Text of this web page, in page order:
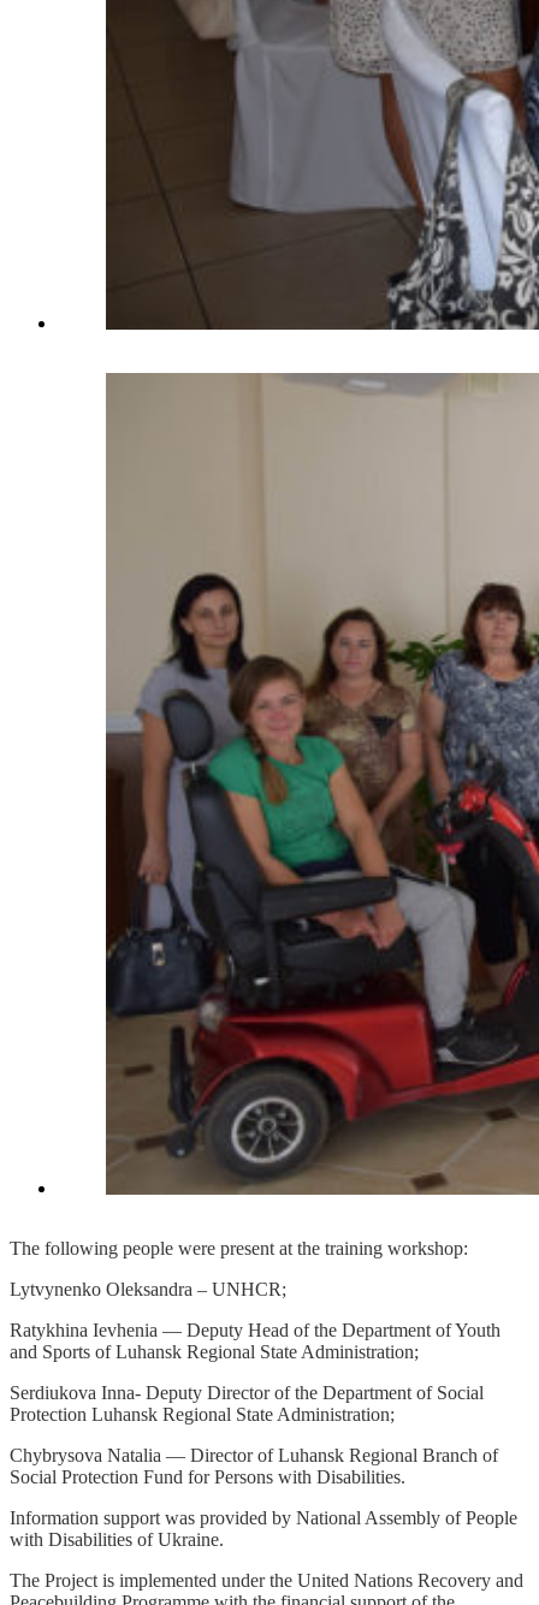
The following people were present at the training workshop:
Lytvynenko Oleksandra – UNHCR;
Ratykhina Ievhenia — Deputy Head of the Department of Youth
and Sports of Luhansk Regional State Administration;
Serdiukova Inna- Deputy Director of the Department of Social
Protection Luhansk Regional State Administration;
Chybrysova Natalia — Director of Luhansk Regional Branch of
Social Protection Fund for Persons with Disabilities.
Information support was provided by National Assembly of People
with Disabilities of Ukraine.
The Project is implemented under the United Nations Recovery and